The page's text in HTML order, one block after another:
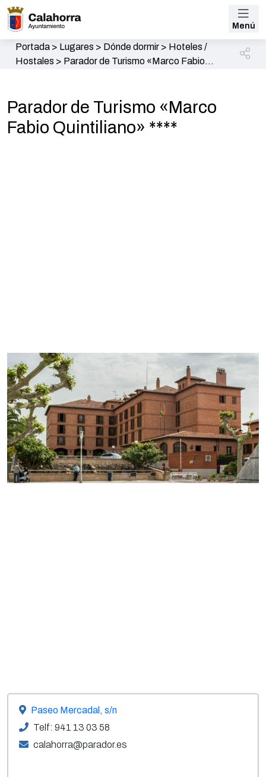
Menú
Portada> Lugares > Dónde dormir> Hoteles /
Hostales > Parador de Turismo «Marco Fabio
Parador de Turismo «Marco
Fabio Quintiliano» ****
Paseo Mercadal, s/n
Telf: 941 13 03 58
calahorra@parador.es